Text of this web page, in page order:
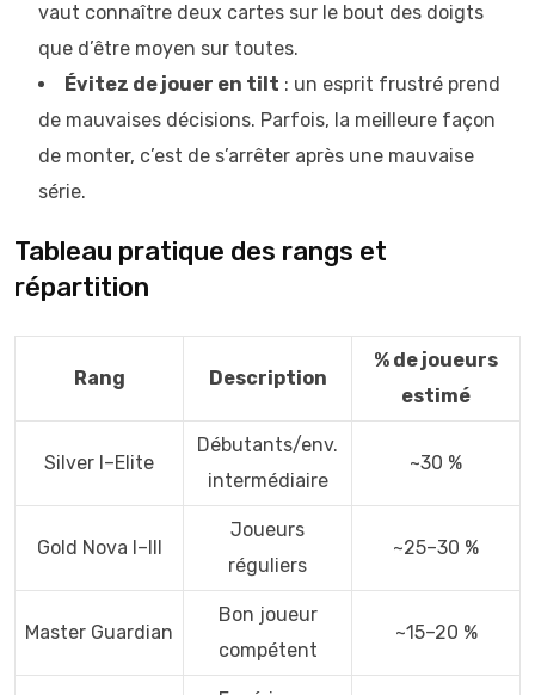
vaut connaître deux cartes sur le bout des doigts
que d’être moyen sur toutes.
Évitez de jouer en tilt : un esprit frustré prend
de mauvaises décisions. Parfois, la meilleure façon
de monter, c’est de s’arrêter après une mauvaise
série.
Tableau pratique des rangs et
répartition
Rang Description
% de joueurs
estimé
Silver I–Elite
Débutants/env.
intermédiaire
~30 %
Gold Nova I–III
Joueurs
réguliers
~25–30 %
Master Guardian
Bon joueur
compétent
~15–20 %